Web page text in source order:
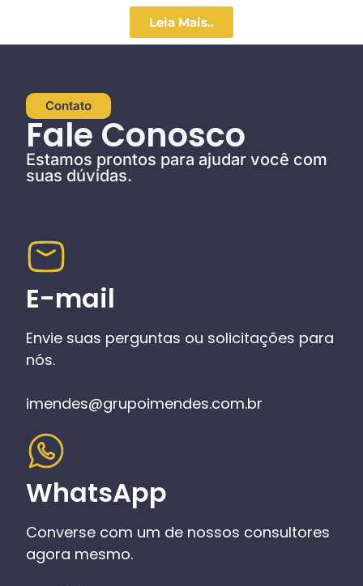
Leia Mais..
Contato
Fale Conosco
Estamos prontos para ajudar você com
suas dúvidas.
E-mail
Envie suas perguntas ou solicitações para
nós.
imendes@grupoimendes.com.br
WhatsApp
Converse com um de nossos consultores
agora mesmo.